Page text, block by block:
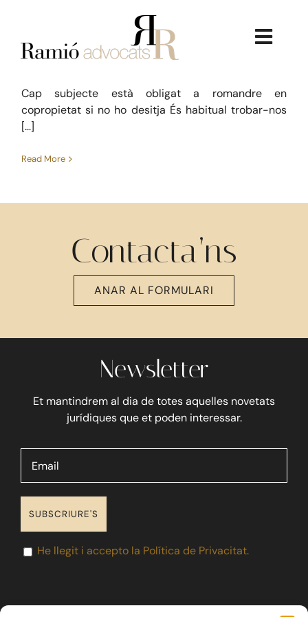
content
La Firma
Dret Immobiliari
Consultoria Econòmica
Contacte
Civil
L’extinció del condomini (o
copropietat)
Cap subjecte està obligat a romandre en
copropietat si no ho desitja És habitual trobar-nos
[...]
Read More
Contacta’ns
ANAR AL FORMULARI
Newsletter
Et mantindrem al dia de totes aquelles novetats
jurídiques que et poden interessar.
He llegit i accepto la Política de Privacitat.